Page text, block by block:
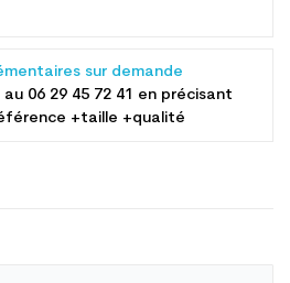
sur demande
au 06 29 45 72 41 en précisant
+taille +qualité